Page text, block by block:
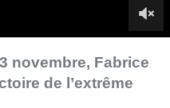
définitifs, attribuent
Wilders, qui a pu séduire
de la liberté”. L’alliance
emmenée par l’ancien
aurait 25 sièges. Le